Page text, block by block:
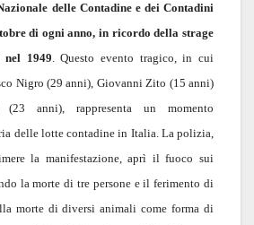
delle Contadine e dei Contadini
di ogni anno, in ricordo della strage
nel 1949. Questo evento tragico, in cui
Nigro (29 anni), Giovanni Zito (15 anni)
anni), rappresenta un momento
delle lotte contadine in Italia. La polizia,
la manifestazione, aprì il fuoco sui
la morte di tre persone e il ferimento di
morte di diversi animali come forma di